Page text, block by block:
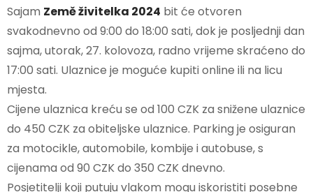
Sajam Země živitelka 2024 bit će otvoren
svakodnevno od 9:00 do 18:00 sati, dok je posljednji dan
sajma, utorak, 27. kolovoza, radno vrijeme skraćeno do
17:00 sati. Ulaznice je moguće kupiti online ili na licu
mjesta.
Cijene ulaznica kreću se od 100 CZK za snižene ulaznice
do 450 CZK za obiteljske ulaznice. Parking je osiguran
za motocikle, automobile, kombije i autobuse, s
cijenama od 90 CZK do 350 CZK dnevno.
Posjetitelji koji putuju vlakom mogu iskoristiti posebne